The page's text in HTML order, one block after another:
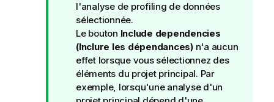
o
r
m
a
t
i
o
l'analyse de profiling de données
sélectionnée.
Le bouton Include dependencies
(Inclure les dépendances)n'a aucun
effet lorsque vous sélectionnez des
éléments du projet principal. Par
exemple, lorsqu'une analyse d'un